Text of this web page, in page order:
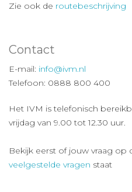
Zie ook de routebeschrijving
Contact
E-mail: info@ivm.nl
Telefoon: 0888 800 400
Het IVM is telefonisch
vrijdag van 9.00 tot 12.30 uur.
Bekijk eerst of jouw vraag op
veelgestelde vragen staat